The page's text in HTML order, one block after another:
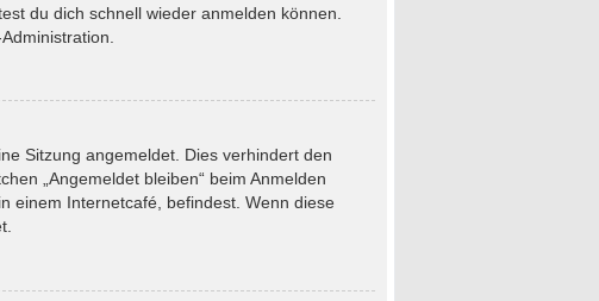
du dich schnell wieder anmelden können.
Sitzung angemeldet. Dies verhindert den
„Angemeldet bleiben“ beim Anmelden
einem Internetcafé, befindest. Wenn diese